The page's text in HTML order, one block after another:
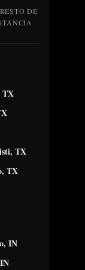
DE
TX
TX
TX
IN